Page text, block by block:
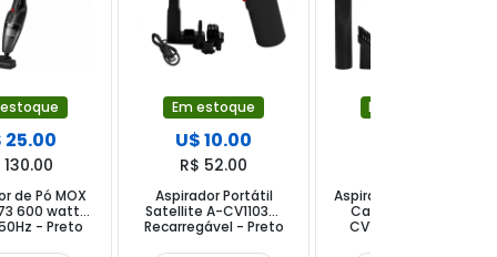
25.00
130.00
de Pó MOX
600 watts
- Preto
Em estoque
U$ 10.00
R$ 52.00
Aspirador Portátil
Satellite A-CV1103W
Recarregável - Preto
Em estoque
Aspirador Portátil para
Carro Satellite A-
CV1201 12V - Preto